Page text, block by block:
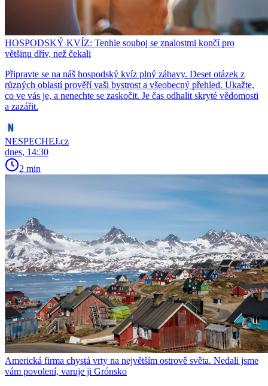
HOSPODSKÝ KVÍZ: Tenhle souboj se znalostmi končí pro
většinu dřív, než čekali
Připravte se na náš hospodský kvíz plný zábavy. Deset otázek z
různých oblastí prověří vaši bystrost a všeobecný přehled. Ukažte,
co ve vás je, a nenechte se zaskočit. Je čas odhalit skryté vědomosti
a zazářit.
NESPECHEJ.cz
dnes, 14:30
2 min
Americká firma chystá vrty na největším ostrově světa. Nedali jsme
vám povolení, varuje ji Grónsko